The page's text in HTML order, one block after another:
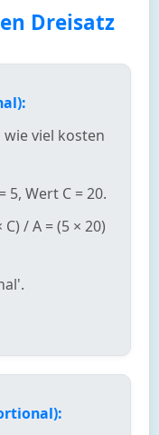
Dreisatz
viel kosten
5, Wert C = 20.
/ A = (5 × 20)